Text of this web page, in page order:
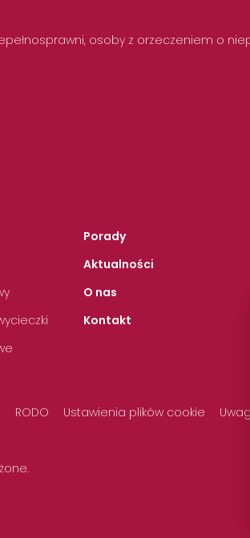
osoby z orzeczeniem o
Porady
Aktualności
O nas
Kontakt
RODO Ustawienia plików cookie